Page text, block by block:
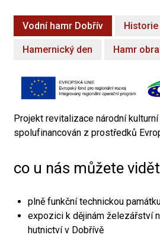
Vodní hamr Dobřív Historie
Hamernický den Hamr
Projekt revitalizace národní
spolufinancován z prostředků
co u nás můžete
plně funkční technickou
expozici k dějinám železářství
hutnictví v Dobřívě